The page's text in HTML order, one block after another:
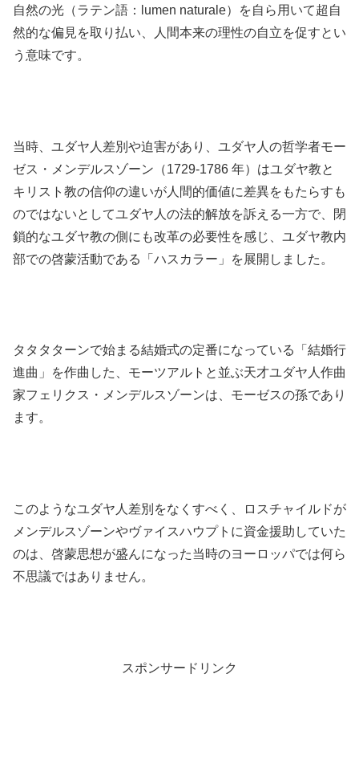
自然の光（ラテン語：lumen naturale）を自ら用いて超自
然的な偏見を取り払い、人間本来の理性の自立を促すとい
う意味です。
当時、ユダヤ人差別や迫害があり、ユダヤ人の哲学者モー
ゼス・メンデルスゾーン（1729-1786 年）はユダヤ教と
キリスト教の信仰の違いが人間的価値に差異をもたらすも
のではないとしてユダヤ人の法的解放を訴える一方で、閉
鎖的なユダヤ教の側にも改革の必要性を感じ、ユダヤ教内
部での啓蒙活動である「ハスカラー」を展開しました。
タタタターンで始まる結婚式の定番になっている「結婚行
進曲」を作曲した、モーツアルトと並ぶ天才ユダヤ人作曲
家フェリクス・メンデルスゾーンは、モーゼスの孫であり
ます。
このようなユダヤ人差別をなくすべく、ロスチャイルドが
メンデルスゾーンやヴァイスハウプトに資金援助していた
のは、啓蒙思想が盛んになった当時のヨーロッパでは何ら
不思議ではありません。
スポンサードリンク